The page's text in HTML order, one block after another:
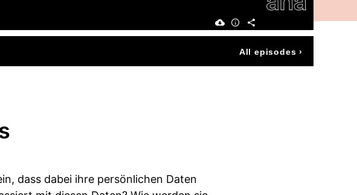
All episodes ›
dass dabei ihre persönlichen Daten